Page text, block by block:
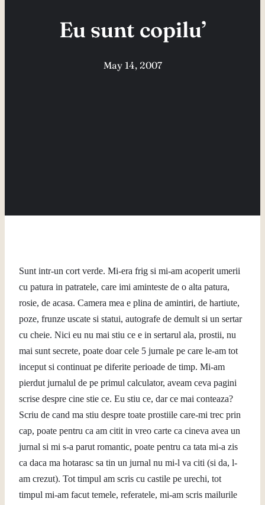
Eu sunt copilu’
May 14, 2007
Sunt intr-un cort verde. Mi-era frig si mi-am acoperit umerii
cu patura in patratele, care imi aminteste de o alta patura,
rosie, de acasa. Camera mea e plina de amintiri, de hartiute,
poze, frunze uscate si statui, autografe de demult si un sertar
cu cheie. Nici eu nu mai stiu ce e in sertarul ala, prostii, nu
mai sunt secrete, poate doar cele 5 jurnale pe care le-am tot
inceput si continuat pe diferite perioade de timp. Mi-am
pierdut jurnalul de pe primul calculator, aveam ceva pagini
scrise despre cine stie ce. Eu stiu ce, dar ce mai conteaza?
Scriu de cand ma stiu despre toate prostiile care-mi trec prin
cap, poate pentru ca am citit in vreo carte ca cineva avea un
jurnal si mi s-a parut romantic, poate pentru ca tata mi-a zis
ca daca ma hotarasc sa tin un jurnal nu mi-l va citi (si da, l-
am crezut). Tot timpul am scris cu castile pe urechi, tot
timpul mi-am facut temele, referatele, mi-am scris mailurile